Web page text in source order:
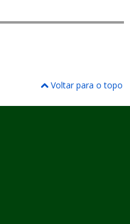
Voltar para o topo